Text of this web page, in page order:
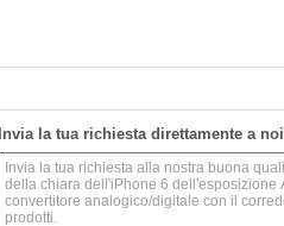
Invia la tua richiesta direttamente a noi